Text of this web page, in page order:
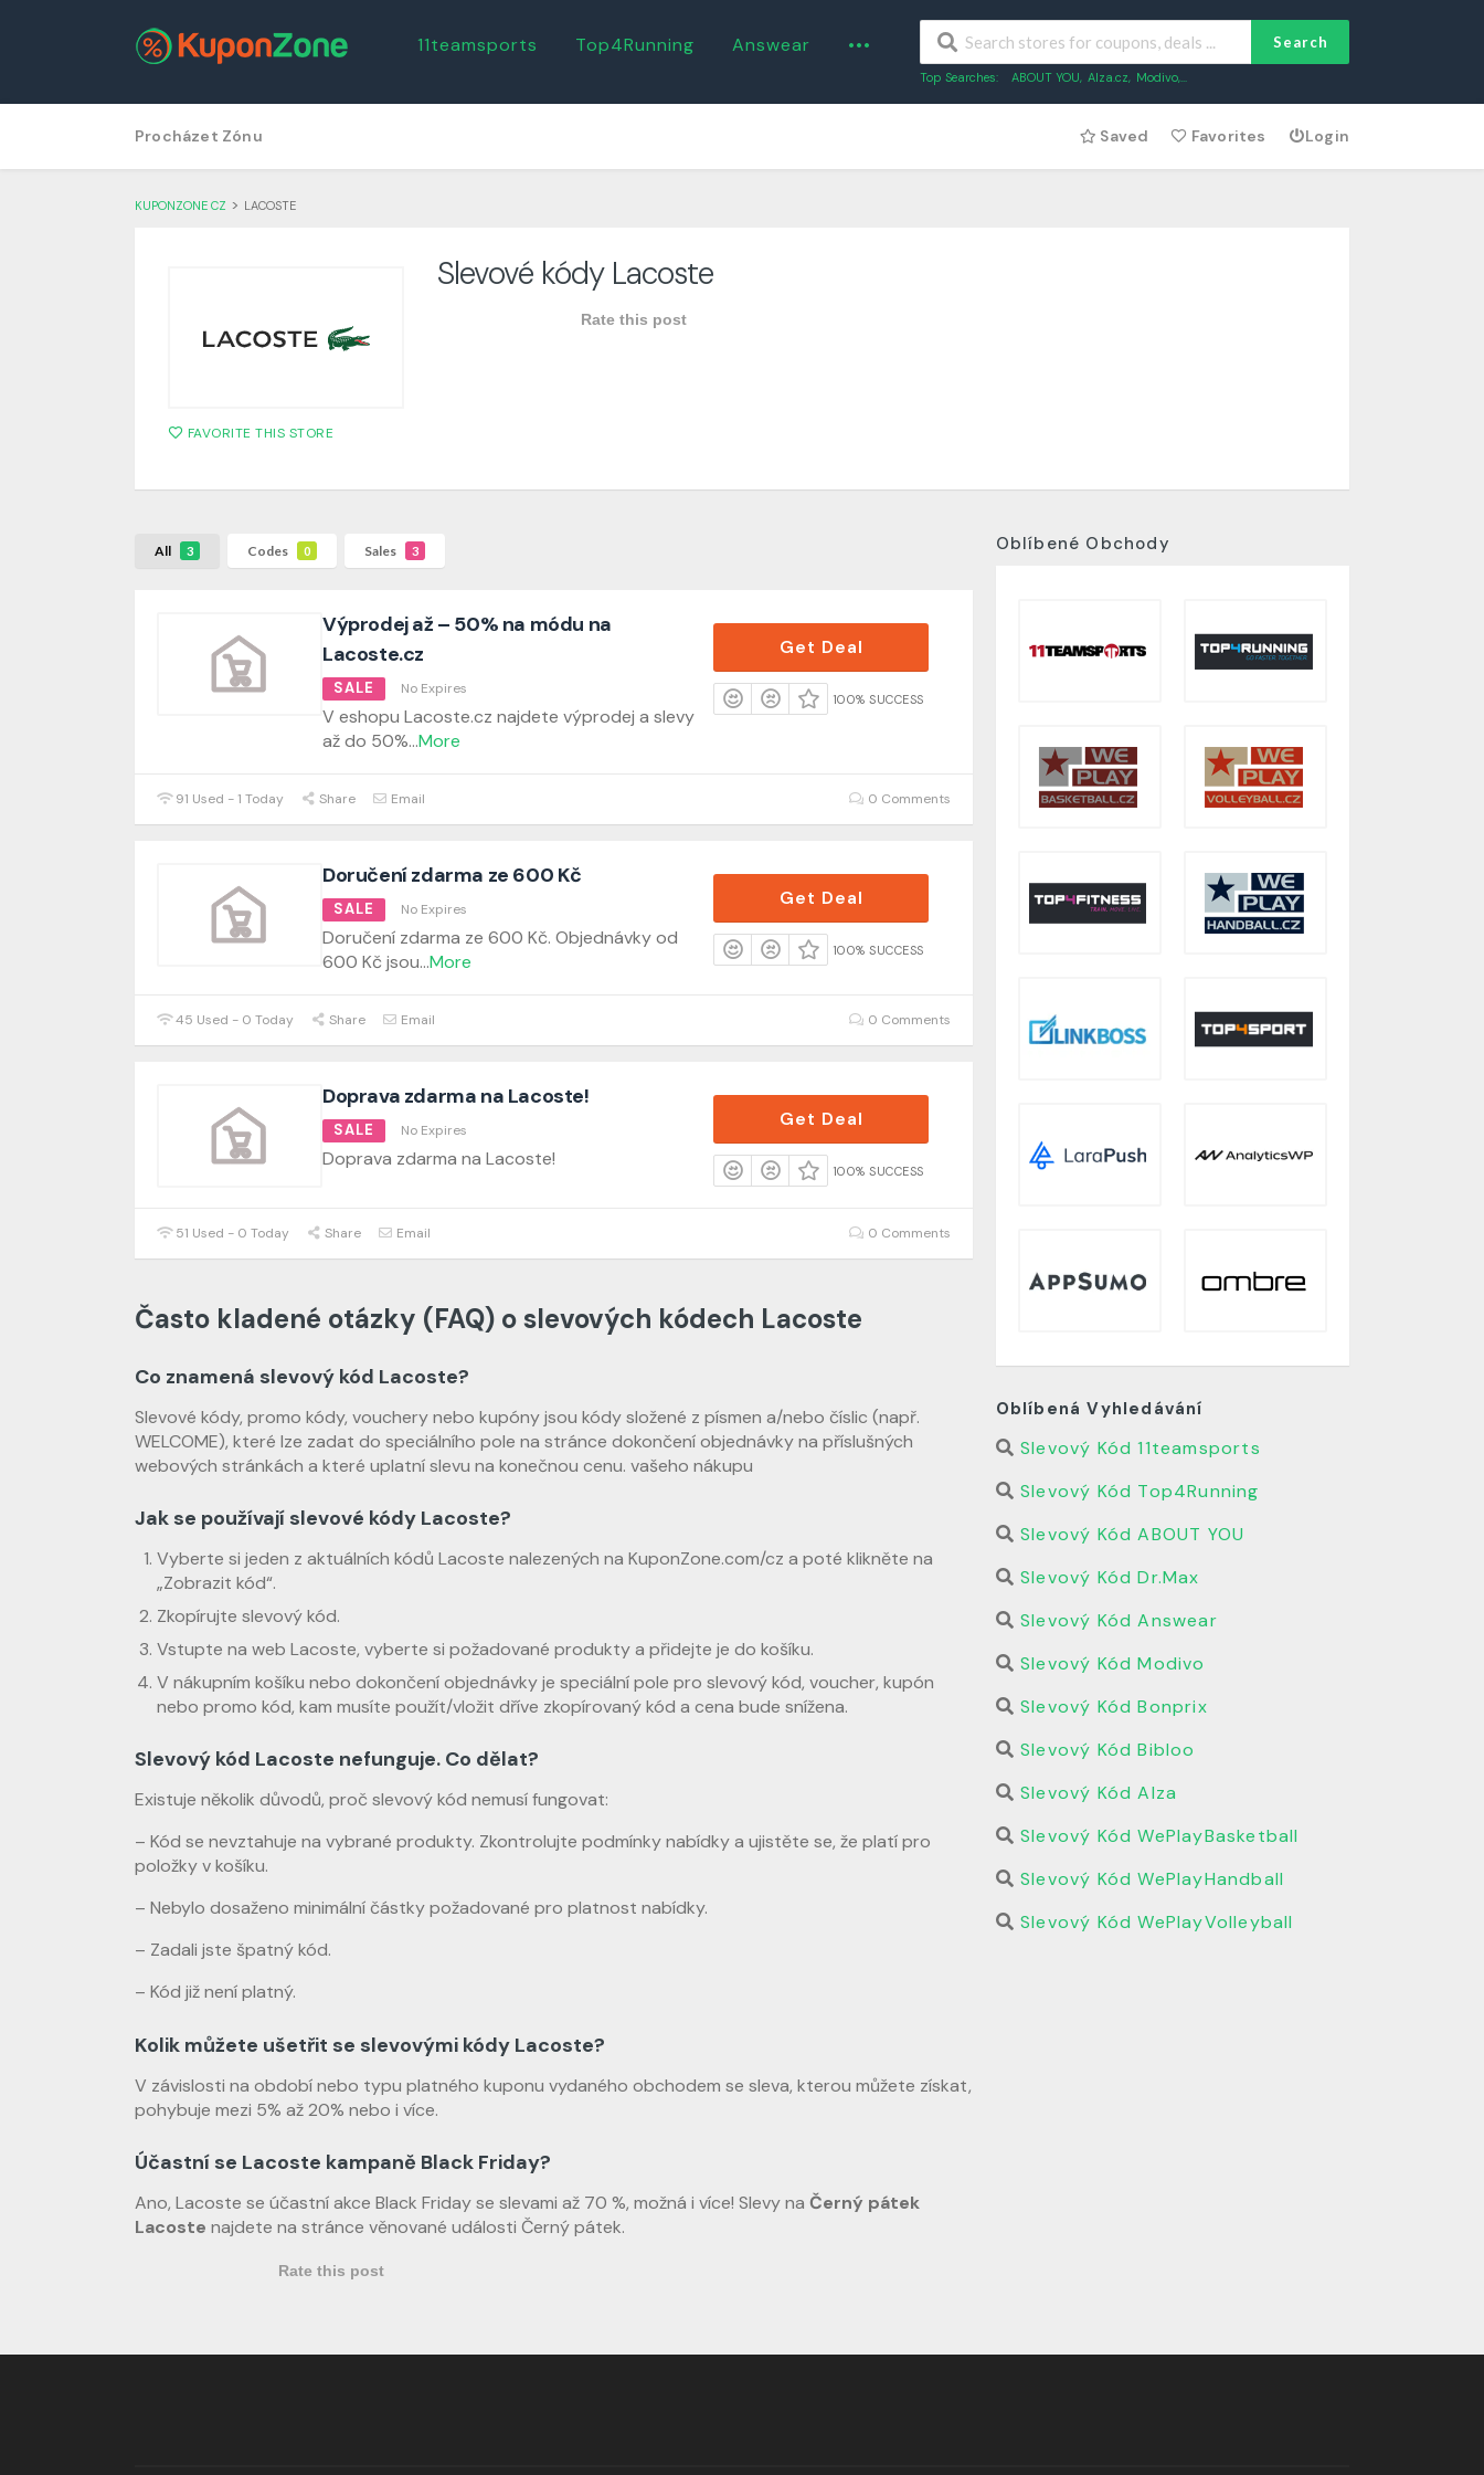
11teamsports Top4Running Answear ••• Search
Top Searches: ABOUT YOU, Alza.cz, Modivo,...
to
content
Procházet Zónu Saved Favorites Login
KUPONZONE CZ > LACOSTE
FAVORITE THIS STORE
Slevové kódy Lacoste
Rate this post
All 3 Codes 0 Sales 3
Výprodej až – 50% na módu na
Lacoste.cz
SALE No Expires
V eshopu Lacoste.cz najdete výprodej a slevy
až do 50%...More
Get Deal
100% SUCCESS
91 Used - 1 Today Share Email 0 Comments
Doručení zdarma ze 600 Kč
SALE No Expires
Doručení zdarma ze 600 Kč. Objednávky od
600 Kč jsou...More
Get Deal
100% SUCCESS
45 Used - 0 Today Share Email 0 Comments
Doprava zdarma na Lacoste!
SALE No Expires
Doprava zdarma na Lacoste!
Get Deal
100% SUCCESS
51 Used - 0 Today Share Email 0 Comments
Často kladené otázky (FAQ) o slevových kódech Lacoste
Co znamená slevový kód Lacoste?
Slevové kódy, promo kódy, vouchery nebo kupóny jsou kódy složené z písmen a/nebo číslic (např.
WELCOME), které lze zadat do speciálního pole na stránce dokončení objednávky na příslušných
webových stránkách a které uplatní slevu na konečnou cenu. vašeho nákupu
Jak se používají slevové kódy Lacoste?
Vyberte si jeden z aktuálních kódů Lacoste nalezených na KuponZone.com/cz a poté klikněte na
„Zobrazit kód“.
Zkopírujte slevový kód.
Vstupte na web Lacoste, vyberte si požadované produkty a přidejte je do košíku.
V nákupním košíku nebo dokončení objednávky je speciální pole pro slevový kód, voucher, kupón
nebo promo kód, kam musíte použít/vložit dříve zkopírovaný kód a cena bude snížena.
Slevový kód Lacoste nefunguje. Co dělat?
Existuje několik důvodů, proč slevový kód nemusí fungovat:
– Kód se nevztahuje na vybrané produkty. Zkontrolujte podmínky nabídky a ujistěte se, že platí pro
položky v košíku.
– Nebylo dosaženo minimální částky požadované pro platnost nabídky.
– Zadali jste špatný kód.
– Kód již není platný.
Kolik můžete ušetřit se slevovými kódy Lacoste?
V závislosti na období nebo typu platného kuponu vydaného obchodem se sleva, kterou můžete získat,
pohybuje mezi 5% až 20% nebo i více.
Účastní se Lacoste kampaně Black Friday?
Ano, Lacoste se účastní akce Black Friday se slevami až 70 %, možná i více! Slevy na Černý pátek
Lacoste najdete na stránce věnované události Černý pátek.
Rate this post
Oblíbené Obchody
Oblíbená Vyhledávání
Slevový Kód 11teamsports
Slevový Kód Top4Running
Slevový Kód ABOUT YOU
Slevový Kód Dr.Max
Slevový Kód Answear
Slevový Kód Modivo
Slevový Kód Bonprix
Slevový Kód Bibloo
Slevový Kód Alza
Slevový Kód WePlayBasketball
Slevový Kód WePlayHandball
Slevový Kód WePlayVolleyball